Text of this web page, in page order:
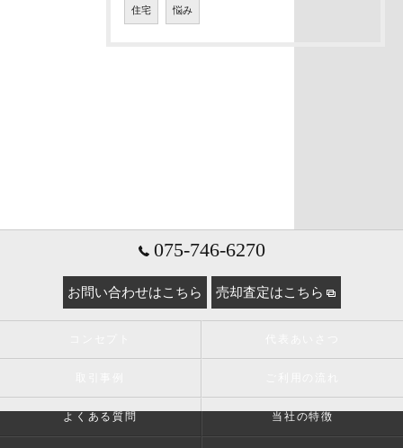
住宅 悩み
075-746-6270
お問い合わせはこちら 売却査定はこちら
よくある質問 当社の特徴